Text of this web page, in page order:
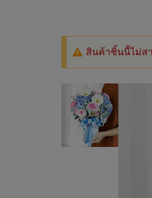
สินค้าชิ้นนี้ไม่ส